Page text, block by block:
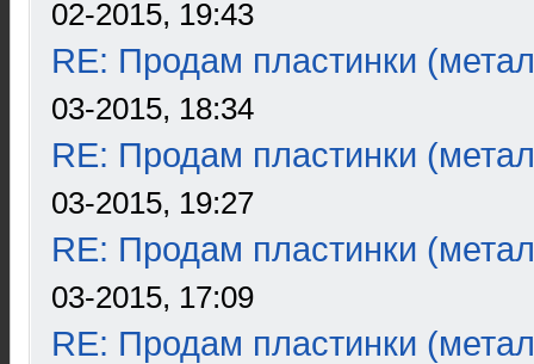
02-2015, 19:43
RE: Продам пластинки
03-2015, 18:34
RE: Продам пластинки
03-2015, 19:27
RE: Продам пластинки
03-2015, 17:09
RE: Продам пластинки